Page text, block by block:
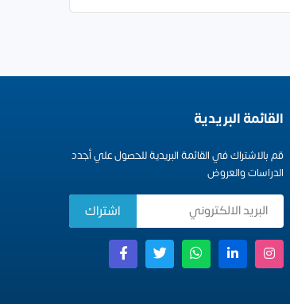
القائمة البريدية
قم بالاشتراك في القائمة البريدية للحصول علي أجدد
الدراسات والعروض